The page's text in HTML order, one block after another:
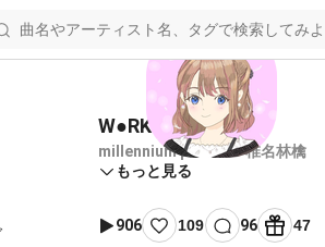
W●RK
millennium parade × 椎名林檎
もっと見る
906 109 96 47